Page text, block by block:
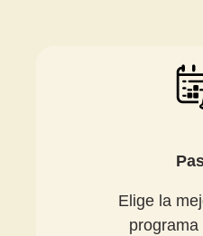
Elige la